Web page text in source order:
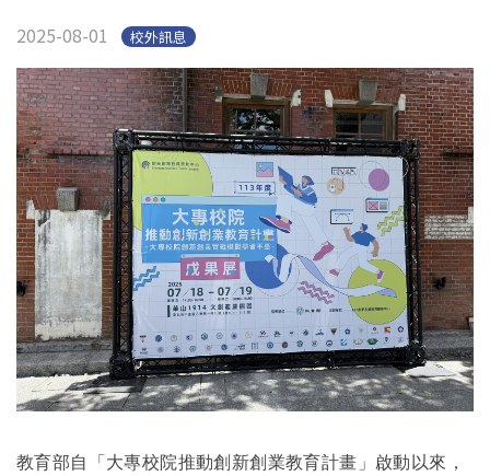
2025-08-01 校外訊息
教育部自「大專校院推動創新創業教育計畫」啟動以來，